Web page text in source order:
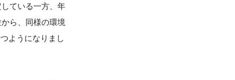
ている一方、年
ら、同様の環境
ようになりまし